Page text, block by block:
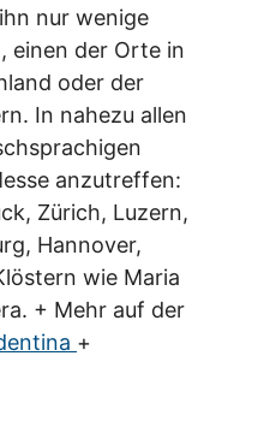
nur wenige
einen der Orte in
oder der
In nahezu allen
anzutreffen:
Zürich, Luzern,
Hannover,
wie Maria
+ Mehr auf der
+